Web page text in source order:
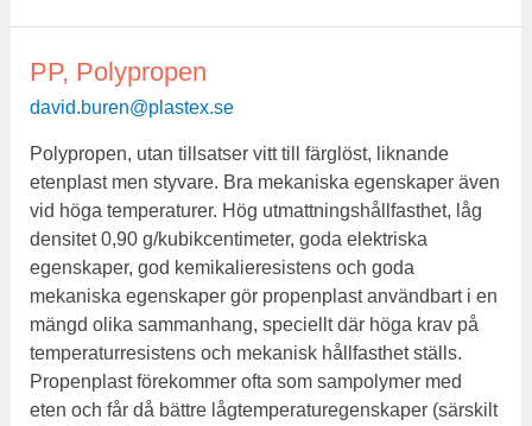
PP, Polypropen
david.buren@plastex.se
Polypropen, utan tillsatser vitt till färglöst, liknande
etenplast men styvare. Bra mekaniska egenskaper även
vid höga temperaturer. Hög utmattningshållfasthet, låg
densitet 0,90 g/kubikcentimeter, goda elektriska
egenskaper, god kemikalieresistens och goda
mekaniska egenskaper gör propenplast användbart i en
mängd olika sammanhang, speciellt där höga krav på
temperaturresistens och mekanisk hållfasthet ställs.
Propenplast förekommer ofta som sampolymer med
eten och får då bättre lågtemperaturegenskaper (särskilt
PP,
Polypropen